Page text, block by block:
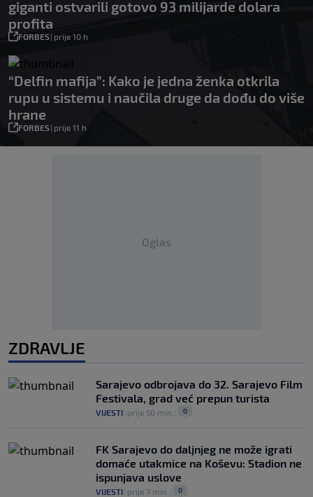
giganti ostvarili gotovo 93 milijarde dolara
profita
FORBES| prije 10 h
“Delfin mafija”: Kako je jedna ženka otkrila
rupu u sistemu i naučila druge da dođu do više
hrane
FORBES| prije 11 h
Oglas
ZDRAVLJE
Sarajevo odbrojava do 32. Sarajevo Film
Festivala, grad već prepun turista
VIJESTI prije 50 min. 0
FK Sarajevo do daljnjeg ne može igrati
domaće utakmice na Koševu: Stadion ne
ispunjava uslove
VIJESTI prije 7 min. 0